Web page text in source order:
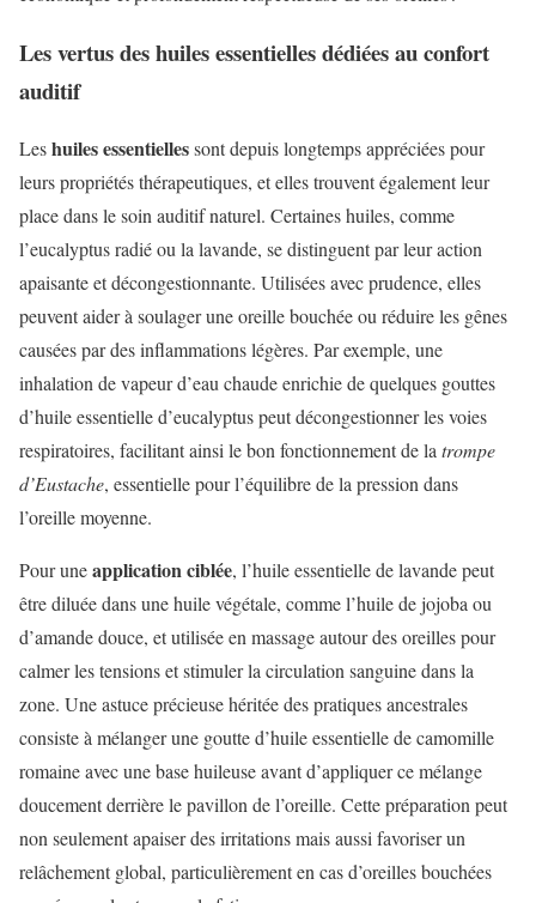
Les vertus des huiles essentielles dédiées au confort
auditif
Leshuiles essentiellessont depuis longtemps appréciées pour
leurs propriétés thérapeutiques, et elles trouvent également leur
place dans le soin auditif naturel. Certaines huiles, comme
l’eucalyptus radié ou la lavande, se distinguent par leur action
apaisante et décongestionnante. Utilisées avec prudence, elles
peuvent aider à soulager une oreille bouchée ou réduire les gênes
causées par des inflammations légères. Par exemple, une
inhalation de vapeur d’eau chaude enrichie de quelques gouttes
d’huile essentielle d’eucalyptus peut décongestionner les voies
respiratoires, facilitant ainsi le bon fonctionnement de latrompe
d’Eustache, essentielle pour l’équilibre de la pression dans
l’oreille moyenne.
Pour uneapplication ciblée, l’huile essentielle de lavande peut
être diluée dans une huile végétale, comme l’huile de jojoba ou
d’amande douce, et utilisée en massage autour des oreilles pour
calmer les tensions et stimuler la circulation sanguine dans la
zone. Une astuce précieuse héritée des pratiques ancestrales
consiste à mélanger une goutte d’huile essentielle de camomille
romaine avec une base huileuse avant d’appliquer ce mélange
doucement derrière le pavillon de l’oreille. Cette préparation peut
non seulement apaiser des irritations mais aussi favoriser un
relâchement global, particulièrement en cas d’oreilles bouchées